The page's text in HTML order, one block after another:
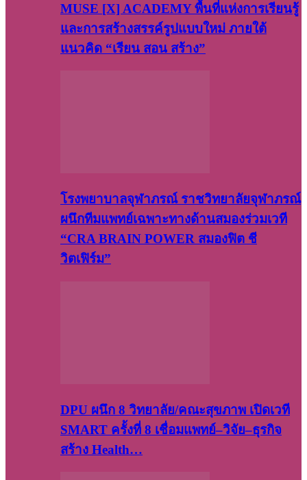
MUSE [X] ACADEMY พื้นที่แห่งการเรียนรู้
และการสร้างสรรค์รูปแบบใหม่ ภายใต้
แนวคิด “เรียน สอน สร้าง”
โรงพยาบาลจุฬาภรณ์ ราชวิทยาลัยจุฬาภรณ์
ผนึกทีมแพทย์เฉพาะทางด้านสมองร่วมเวที
“CRA BRAIN POWER สมองฟิต ชี
วิตเฟิร์ม”
DPU ผนึก 8 วิทยาลัย/คณะสุขภาพ เปิดเวที
SMART ครั้งที่ 8 เชื่อมแพทย์–วิจัย–ธุรกิจ
สร้าง Health…